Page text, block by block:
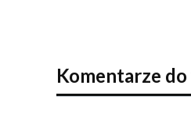
Komentarze do